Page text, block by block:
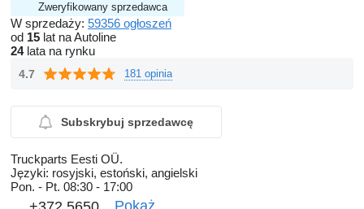
Zweryfikowany sprzedawca
W sprzedaży: 59356 ogłoszeń
od 15 lat na Autoline
24lata na rynku
4.7 181 opinia
Subskrybuj sprzedawcę
Truckparts Eesti OÜ.
Języki: rosyjski, estoński, angielski
Pon. - Pt. 08:30 - 17:00